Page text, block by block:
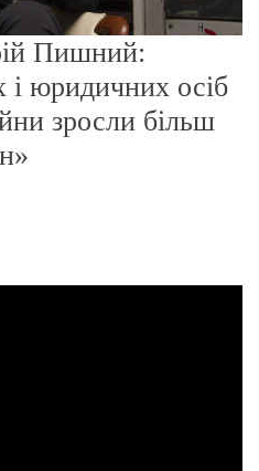
Пишний:
і юридичних осіб
зросли більш